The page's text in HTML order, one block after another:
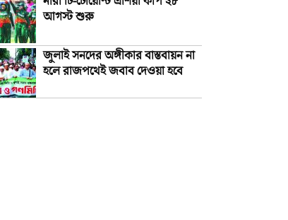
আগস্ট শুরু
জুলাই সনদের অঙ্গীকার বাস্তবায়ন না
হলে রাজপথেই জবাব দেওয়া হবে